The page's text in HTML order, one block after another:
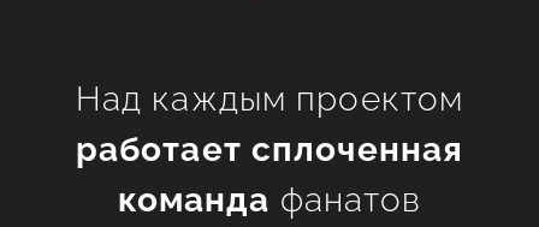
Над каждым проектом
работает сплоченная
команда фанатов